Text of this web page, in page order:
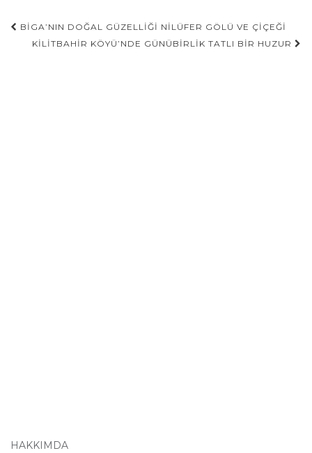
Gönderi
navigasyonu
BIGA’NIN DOĞAL GÜZELLIĞI NILÜFER GÖLÜ VE ÇIÇEĞI
KILITBAHIR KÖYÜ’NDE GÜNÜBIRLIK TATLI BIR HUZUR
HAKKIMDA